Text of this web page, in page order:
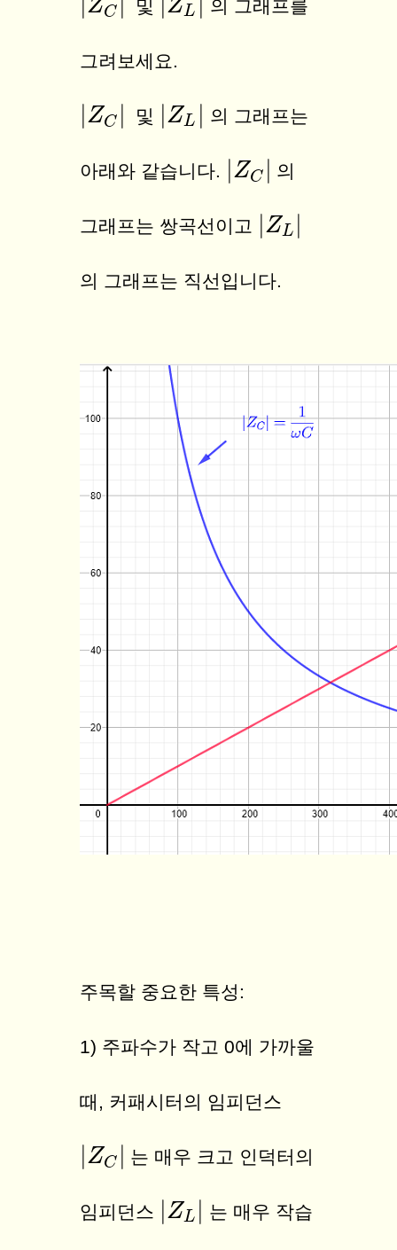
ZC
ZC| 및 ZL
ZL| 의 그래프를
그려보세요.
ZC
ZC| 및 ZL
ZL| 의 그래프는
아래와 같습니다. ZC
ZC| 의
그래프는 쌍곡선이고 ZL
ZL|
의 그래프는 직선입니다.
주목할 중요한 특성:
1) 주파수가 작고 0에 가까울
때, 커패시터의 임피던스
ZC
ZC| 는 매우 크고 인덕터의
임피던스 ZL
ZL| 는 매우 작습